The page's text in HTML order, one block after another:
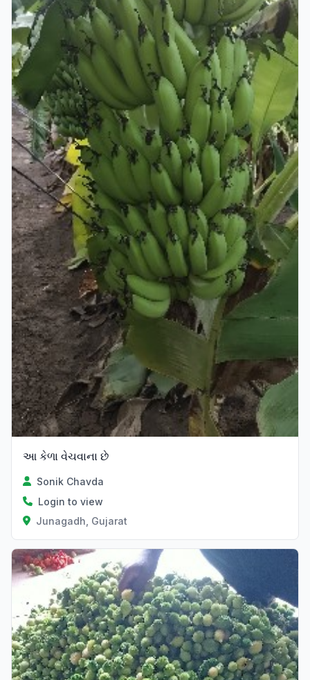
આ કેળા વેચવાના છે
Sonik Chavda
Login to view
Junagadh, Gujarat